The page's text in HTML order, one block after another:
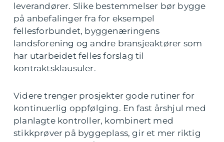
leverandører. Slike bestemmelser bør bygge
på anbefalinger fra for eksempel
fellesforbundet, byggenæringens
landsforening og andre bransjeaktører som
har utarbeidet felles forslag til
kontraktsklausuler.
Videre trenger prosjekter gode rutiner for
kontinuerlig oppfølging. En fast årshjul med
planlagte kontroller, kombinert med
stikkprøver på byggeplass, gir et mer riktig